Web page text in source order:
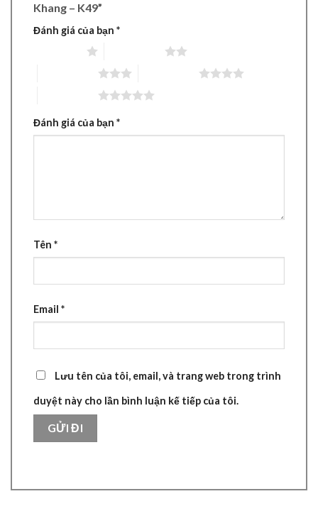
Khang – K49”
Đánh giá của bạn *
Đánh giá của bạn *
Tên *
Email *
Lưu tên của tôi, email, và trang web trong trình
duyệt này cho lần bình luận kế tiếp của tôi.